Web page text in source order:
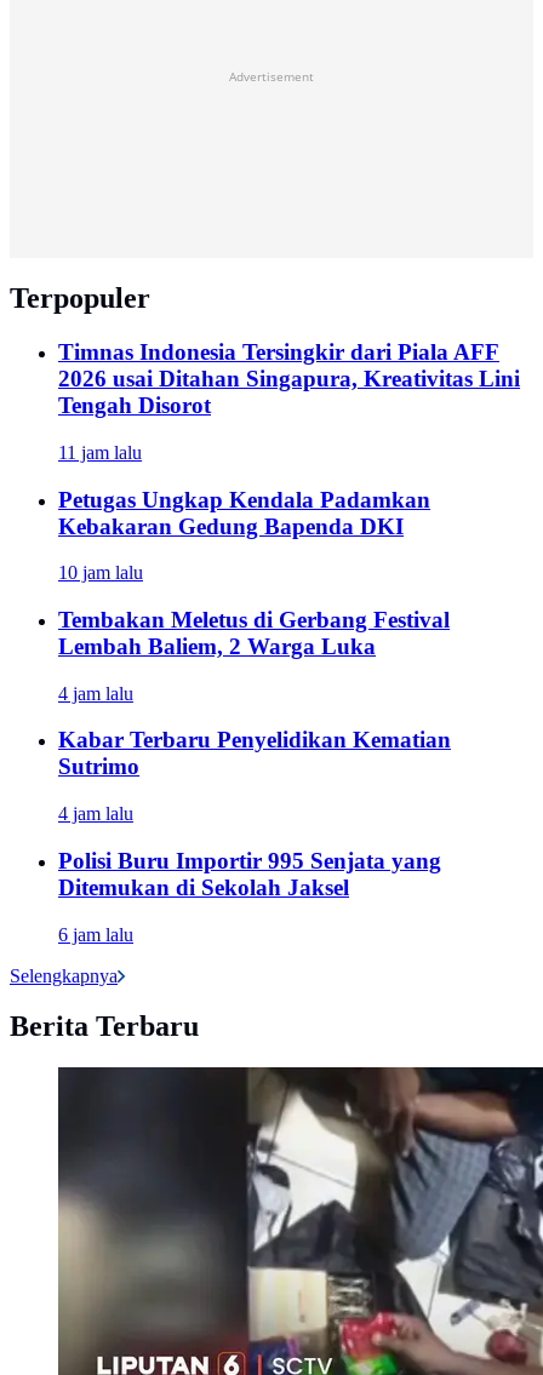
Advertisement
Terpopuler
Timnas Indonesia Tersingkir dari Piala AFF
2026 usai Ditahan Singapura, Kreativitas Lini
Tengah Disorot
11 jam lalu
Petugas Ungkap Kendala Padamkan
Kebakaran Gedung Bapenda DKI
10 jam lalu
Tembakan Meletus di Gerbang Festival
Lembah Baliem, 2 Warga Luka
4 jam lalu
Kabar Terbaru Penyelidikan Kematian
Sutrimo
4 jam lalu
Polisi Buru Importir 995 Senjata yang
Ditemukan di Sekolah Jaksel
6 jam lalu
Selengkapnya
Berita Terbaru